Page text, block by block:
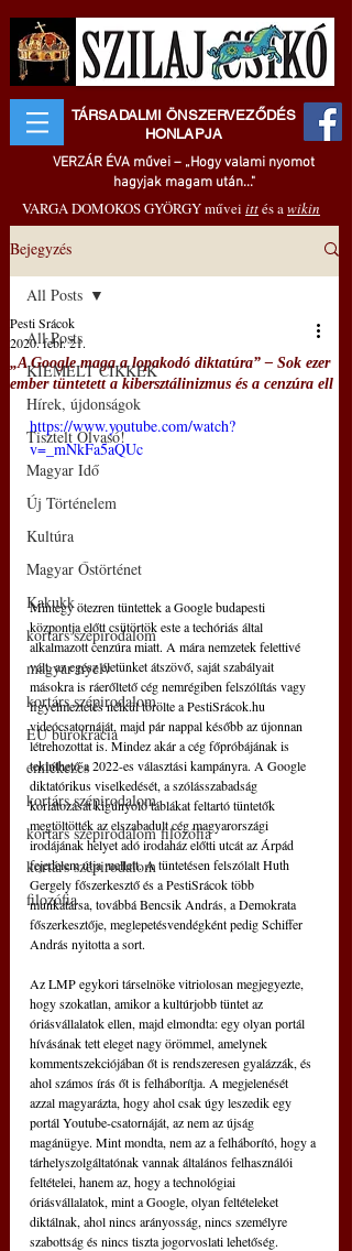
TÁRSADALMI ÖNSZERVEZŐDÉS
HONLAPJA
VERZÁR ÉVA művei – „Hogy valami nyomot
hagyjak magam után..."
VARGA DOMOKOS GYÖRGY művei ittés awikin
Bejegyzés
All Posts
KIEMELT CIKKEK
Hírek, újdonságok
Tisztelt Olvasó!
Magyar Idő
Új Történelem
Kultúra
Magyar Őstörténet
Kakukk
kortárs szépirodalom
magyar nyelv
kortárs szépirodalom
EU bürokrácia
emlékezés
kortárs szépirodalom
kortárs szépirodalom filozófia
kortárs szépirodalom
filozófia
All Posts
„A Google maga a lopakodó diktatúra” – Sok ezer
ember tüntetett a kibersztálinizmus és a cenzúra ell
Pesti Srácok
2020. febr. 21.
https://www.youtube.com/watch?
v=_mNkFa5aQUc
Mintegy ötezren tüntettek a Google budapesti
központja előtt csütörtök este a techóriás által
alkalmazott cenzúra miatt. A mára nemzetek felettivé
vált, az egész életünket átszövő, saját szabályait
másokra is ráerőltető cég nemrégiben felszólítás vagy
figyelmeztetés nélkül törölte a PestiSrácok.hu
videócsatornáját, majd pár nappal később az újonnan
létrehozottat is. Mindez akár a cég főpróbájának is
tekinthető a 2022-es választási kampányra. A Google
diktatórikus viselkedését, a szólásszabadság
korlátozását kigúnyoló táblákat feltartó tüntetők
megtöltötték az elszabadult cég magyarországi
irodájának helyet adó irodaház előtti utcát az Árpád
fejedelem útja mellett. A tüntetésen felszólalt Huth
Gergely főszerkesztő és a PestiSrácok több
munkatársa, továbbá Bencsik András, a Demokrata
főszerkesztője, meglepetésvendégként pedig Schiffer
András nyitotta a sort.
Az LMP egykori társelnöke vitriolosan megjegyezte,
hogy szokatlan, amikor a kultúrjobb tüntet az
óriásvállalatok ellen, majd elmondta: egy olyan portál
hívásának tett eleget nagy örömmel, amelynek
kommentszekciójában őt is rendszeresen gyalázzák, és
ahol számos írás őt is felháborítja. A megjelenését
azzal magyarázta, hogy ahol csak úgy leszedik egy
portál Youtube-csatornáját, az nem az újság
magánügye. Mint mondta, nem az a felháborító, hogy a
tárhelyszolgáltatónak vannak általános felhasználói
feltételei, hanem az, hogy a technológiai
óriásvállalatok, mint a Google, olyan feltételeket
diktálnak, ahol nincs arányosság, nincs személyre
szabottság és nincs tiszta jogorvoslati lehetőség.